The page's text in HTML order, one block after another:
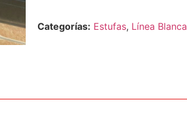
Categorías: Estufas, Línea Blanca